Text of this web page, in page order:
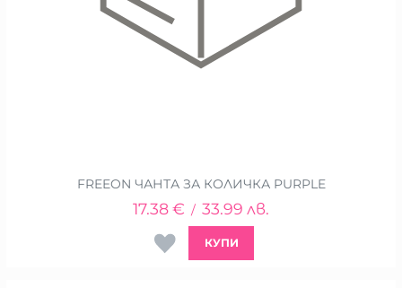
FREEON ЧАНТА ЗА КОЛИЧКА PURPLE
17.38€ / 33.99 лв.
КУПИ